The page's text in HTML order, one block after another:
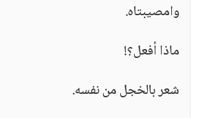
وامصيبتاه.
ماذا أفعل؟!
شعر بالخجل من نفسه.